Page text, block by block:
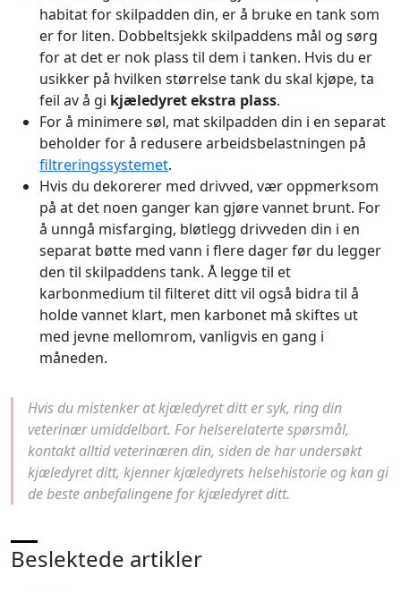
habitat for skilpadden din, er å bruke en tank som
er for liten. Dobbeltsjekk skilpaddens mål og sørg
for at det er nok plass til dem i tanken. Hvis du er
usikker på hvilken størrelse tank du skal kjøpe, ta
feil av å gi kjæledyret ekstra plass.
For å minimere søl, mat skilpadden din i en separat
beholder for å redusere arbeidsbelastningen på
filtreringssystemet.
Hvis du dekorerer med drivved, vær oppmerksom
på at det noen ganger kan gjøre vannet brunt. For
å unngå misfarging, bløtlegg drivveden din i en
separat bøtte med vann i flere dager før du legger
den til skilpaddens tank. Å legge til et
karbonmedium til filteret ditt vil også bidra til å
holde vannet klart, men karbonet må skiftes ut
med jevne mellomrom, vanligvis en gang i
måneden.
Hvis du mistenker at kjæledyret ditt er syk, ring din
veterinær umiddelbart. For helserelaterte spørsmål,
kontakt alltid veterinæren din, siden de har undersøkt
kjæledyret ditt, kjenner kjæledyrets helsehistorie og kan gi
de beste anbefalingene for kjæledyret ditt.
Beslektede artikler